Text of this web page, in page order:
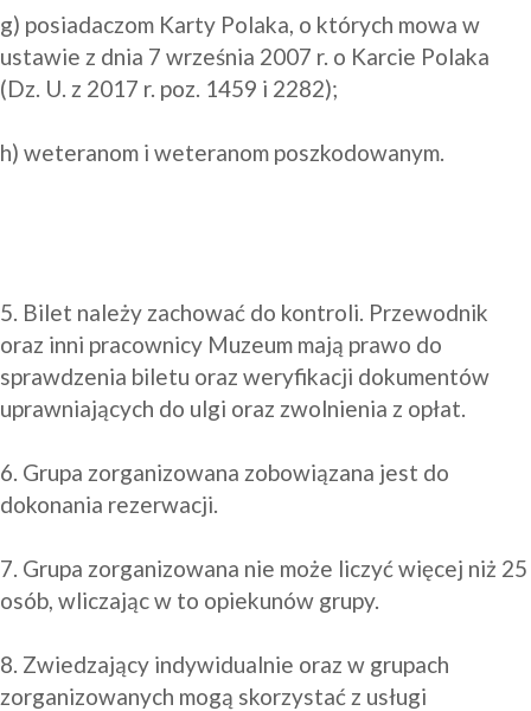
g) posiadaczom Karty Polaka, o których mowa w
ustawie z dnia 7 września 2007 r. o Karcie Polaka
(Dz. U. z 2017 r. poz. 1459 i 2282);
h) weteranom i weteranom poszkodowanym.
5. Bilet należy zachować do kontroli. Przewodnik
oraz inni pracownicy Muzeum mają prawo do
sprawdzenia biletu oraz weryfikacji dokumentów
uprawniających do ulgi oraz zwolnienia z opłat.
6. Grupa zorganizowana zobowiązana jest do
dokonania rezerwacji.
7. Grupa zorganizowana nie może liczyć więcej niż 25
osób, wliczając w to opiekunów grupy.
8. Zwiedzający indywidualnie oraz w grupach
zorganizowanych mogą skorzystać z usługi